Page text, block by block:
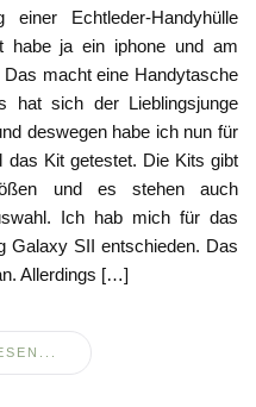
Echtleder-Handyhülle
habe ja ein iphone und am
macht eine Handytasche
hat sich der Lieblingsjunge
deswegen habe ich nun für
das Kit getestet. Die Kits gibt
und es stehen auch
Ich hab mich für das
Galaxy SII entschieden. Das
Allerdings […]